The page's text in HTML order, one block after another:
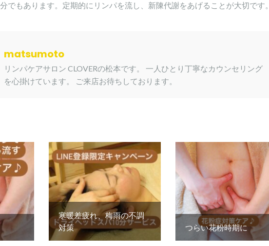
でもあります。定期的にリンパを流し、新陳代謝をあげることが大切です。
matsumoto
リンパケアサロン CLOVERの松本です。 一人ひとり丁寧なカウンセリング
を心掛けています。 ご来店お待ちしております。
寒暖差疲れ、梅雨の不調
対策
つらい花粉時期に